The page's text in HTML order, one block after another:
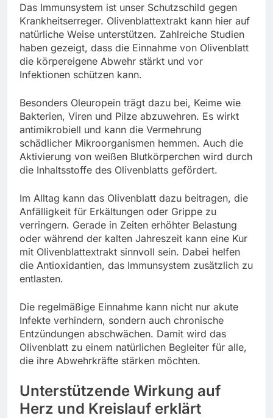
Das Immunsystem ist unser Schutzschild gegen
Krankheitserreger. Olivenblattextrakt kann hier auf
natürliche Weise unterstützen. Zahlreiche Studien
haben gezeigt, dass die Einnahme von Olivenblatt
die körpereigene Abwehr stärkt und vor
Infektionen schützen kann.
Besonders Oleuropein trägt dazu bei, Keime wie
Bakterien, Viren und Pilze abzuwehren. Es wirkt
antimikrobiell und kann die Vermehrung
schädlicher Mikroorganismen hemmen. Auch die
Aktivierung von weißen Blutkörperchen wird durch
die Inhaltsstoffe des Olivenblatts gefördert.
Im Alltag kann das Olivenblatt dazu beitragen, die
Anfälligkeit für Erkältungen oder Grippe zu
verringern. Gerade in Zeiten erhöhter Belastung
oder während der kalten Jahreszeit kann eine Kur
mit Olivenblattextrakt sinnvoll sein. Dabei helfen
die Antioxidantien, das Immunsystem zusätzlich zu
entlasten.
Die regelmäßige Einnahme kann nicht nur akute
Infekte verhindern, sondern auch chronische
Entzündungen abschwächen. Damit wird das
Olivenblatt zu einem natürlichen Begleiter für alle,
die ihre Abwehrkräfte stärken möchten.
Unterstützende Wirkung auf
Herz und Kreislauf erklärt